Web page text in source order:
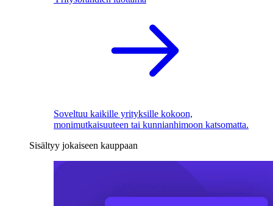
Soveltuu kaikille yrityksille kokoon,
monimutkaisuuteen tai kunnianhimoon katsomatta.
Sisältyy jokaiseen kauppaan